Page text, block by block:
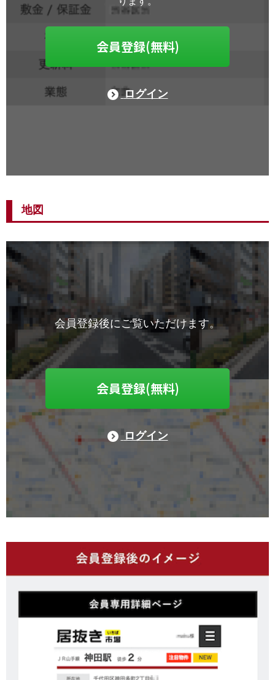
会員登録(無料)
ログイン
地図
会員登録後にご覧いただけます。
会員登録(無料)
ログイン